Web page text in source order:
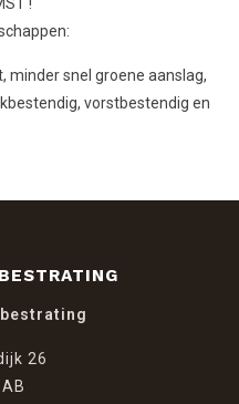
!
minder snel groene aanslag,
vorstbestendig en
26